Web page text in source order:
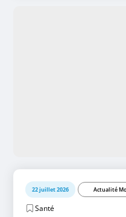
22 juillet 2026 Actualité
Santé